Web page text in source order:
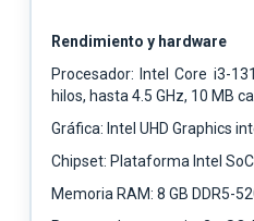
Rendimiento y hardware
Procesador: Intel Core i3-
hilos, hasta 4.5 GHz, 10 MB
Gráfica: Intel UHD Graphics
Chipset: Plataforma Intel SoC
Memoria RAM: 8 GB DDR5-